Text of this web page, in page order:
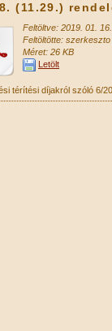
(11.29.)
Feltöltve: 2019. 01. 16.
Feltöltötte: szerkeszto
Méret: 26 KB
Letölt
térítési díjakról szóló 6/